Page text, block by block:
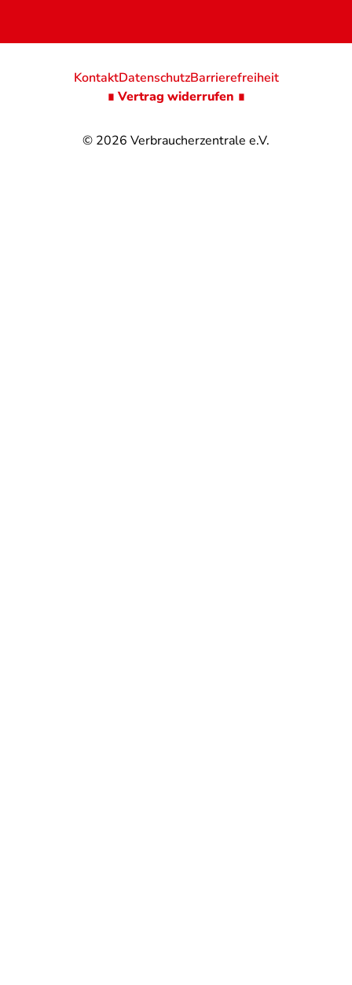
© 2026 Verbraucherzentrale e.V.
KontaktDatenschutzBarrierefreiheit
∎ Vertrag widerrufen ∎